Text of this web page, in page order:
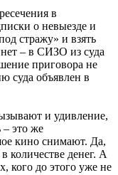
в
о невыезде и
стражу» и взять
нет – в СИЗО из суда
приговора не
суда объявлен в
и удивление,
это же
кино снимают. Да,
количестве денег. А
кого до этого уже не